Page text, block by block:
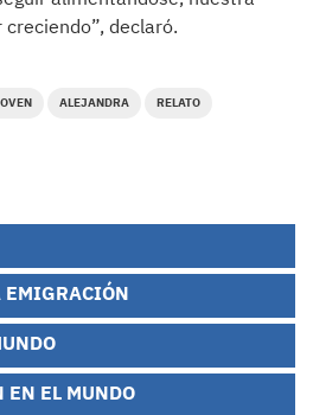
declaró.
ALEJANDRA RELATO
EMIGRACIÓN
EN EL MUNDO